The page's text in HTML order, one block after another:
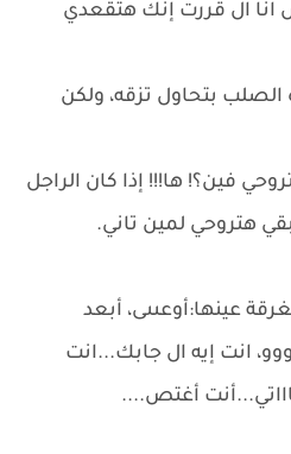
انا ال قررت إنك هتقعدي
بتحاول تزقه، ولكن
فين؟! ها!!! إذا كان الراجل
هتروحي لمين تاني.
عينها:أوعىىى، أبعد
انت إيه ال جابك...انت
أغتص....